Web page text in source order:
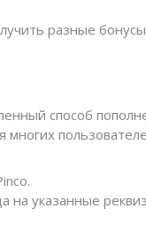
разные
способ
на указанные